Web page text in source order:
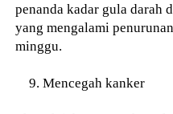
penanda kadar gula darah
yang mengalami
minggu.
Mencegah kanker